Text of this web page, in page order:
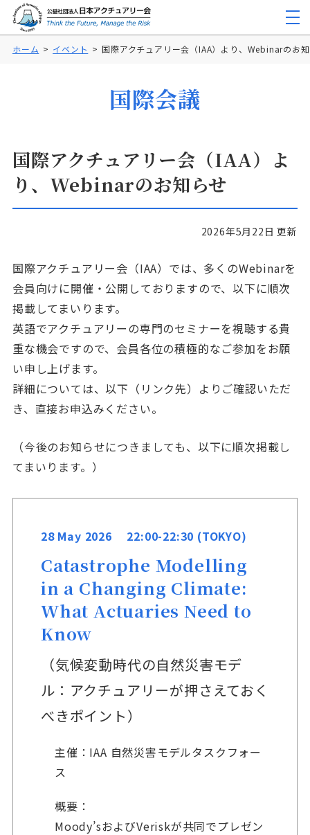
ホーム イベント 国際アクチュアリー会（IAA）より、Webinarのお
国際会議
国際アクチュアリー会（IAA）よ
り、Webinarのお知らせ
2026年5月22日 更新
国際アクチュアリー会（IAA）では、多くのWebinarを
会員向けに開催・公開しておりますので、以下に順次
掲載してまいります。
英語でアクチュアリーの専門のセミナーを視聴する貴
重な機会ですので、会員各位の積極的なご参加をお願
い申し上げます。
詳細については、以下（リンク先）よりご確認いただ
き、直接お申込みください。
（今後のお知らせにつきましても、以下に順次掲載し
てまいります。）
28 May 2026 22:00-22:30 (TOKYO)
Catastrophe Modelling
in a Changing Climate:
What Actuaries Need to
Know
（気候変動時代の自然災害モデ
ル：アクチュアリーが押さえておく
べきポイント）
主催：IAA 自然災害モデルタスクフォー
ス
概要：
Moody’sおよびVeriskが共同でプレゼン